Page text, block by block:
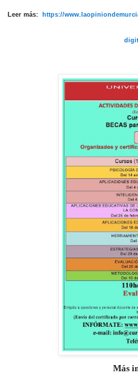
Leer más: https://
Más